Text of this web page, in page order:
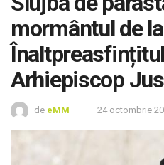
mormântul de
Arhiepiscop
de eMM 24 octombrie